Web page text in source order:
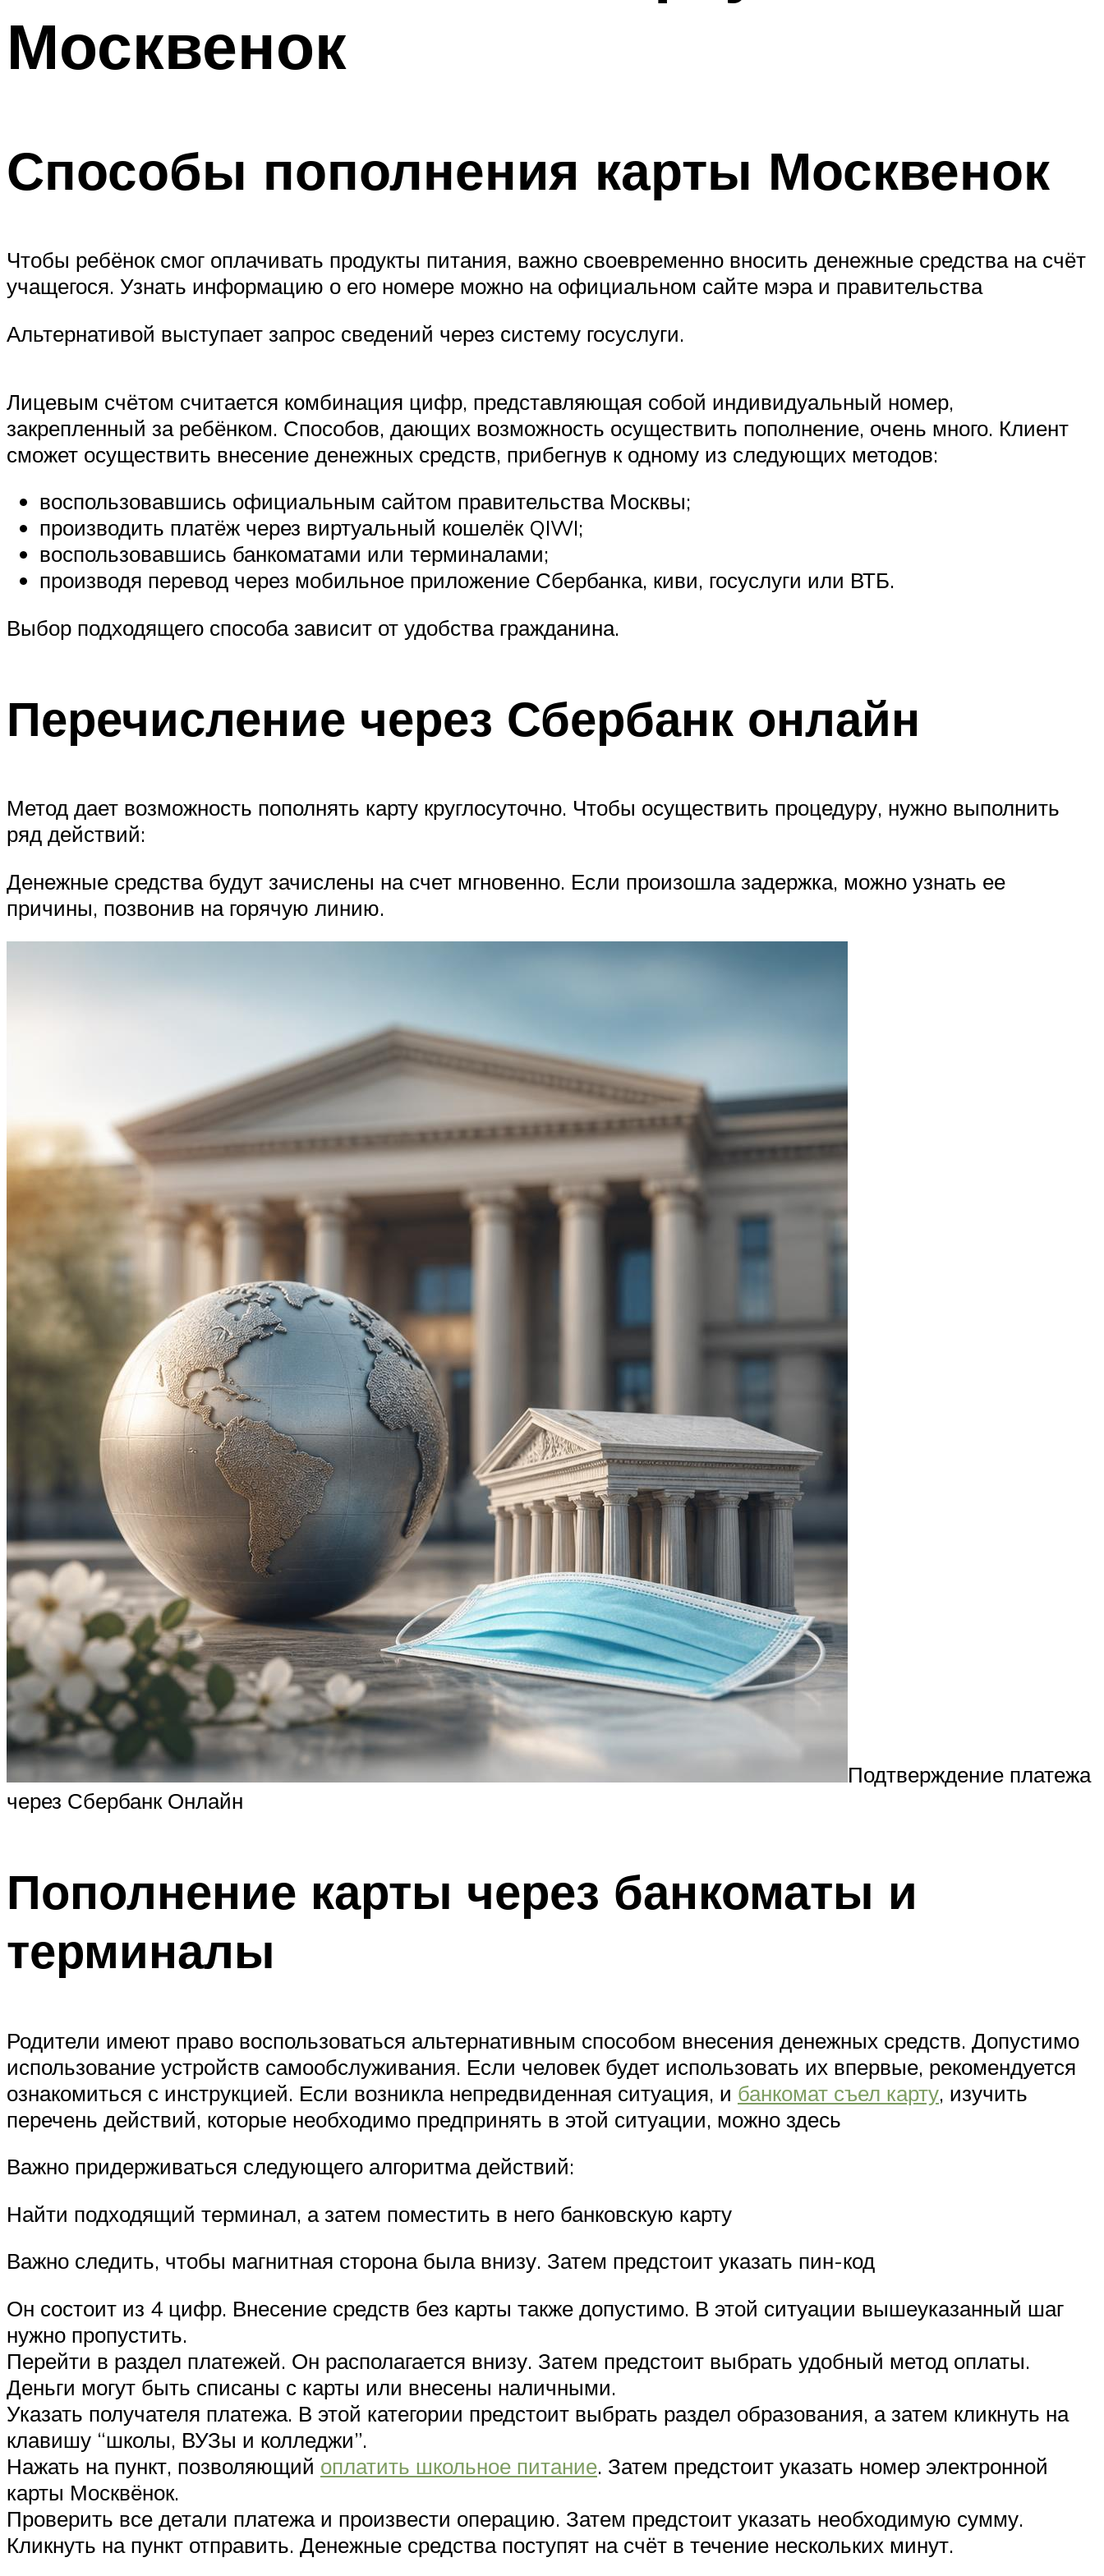
Москвенок
Способы пополнения карты Москвенок
Чтобы ребёнок смог оплачивать продукты питания, важно своевременно вносить денежные средства на счёт
учащегося. Узнать информацию о его номере можно на официальном сайте мэра и правительства
Альтернативой выступает запрос сведений через систему госуслуги.
Лицевым счётом считается комбинация цифр, представляющая собой индивидуальный номер,
закрепленный за ребёнком. Способов, дающих возможность осуществить пополнение, очень много. Клиент
сможет осуществить внесение денежных средств, прибегнув к одному из следующих методов:
воспользовавшись официальным сайтом правительства Москвы;
производить платёж через виртуальный кошелёк QIWI;
воспользовавшись банкоматами или терминалами;
производя перевод через мобильное приложение Сбербанка, киви, госуслуги или ВТБ.
Выбор подходящего способа зависит от удобства гражданина.
Перечисление через Сбербанк онлайн
Метод дает возможность пополнять карту круглосуточно. Чтобы осуществить процедуру, нужно выполнить
ряд действий:
Денежные средства будут зачислены на счет мгновенно. Если произошла задержка, можно узнать ее
причины, позвонив на горячую линию.
Подтверждение платежа
через Сбербанк Онлайн
Пополнение карты через банкоматы и
терминалы
Родители имеют право воспользоваться альтернативным способом внесения денежных средств. Допустимо
использование устройств самообслуживания. Если человек будет использовать их впервые, рекомендуется
ознакомиться с инструкцией. Если возникла непредвиденная ситуация, и банкомат съел карту, изучить
перечень действий, которые необходимо предпринять в этой ситуации, можно здесь
Важно придерживаться следующего алгоритма действий:
Найти подходящий терминал, а затем поместить в него банковскую карту
Важно следить, чтобы магнитная сторона была внизу. Затем предстоит указать пин-код
Он состоит из 4 цифр. Внесение средств без карты также допустимо. В этой ситуации вышеуказанный шаг
нужно пропустить.
Перейти в раздел платежей. Он располагается внизу. Затем предстоит выбрать удобный метод оплаты.
Деньги могут быть списаны с карты или внесены наличными.
Указать получателя платежа. В этой категории предстоит выбрать раздел образования, а затем кликнуть на
клавишу “школы, ВУЗы и колледжи”.
Нажать на пункт, позволяющий оплатить школьное питание. Затем предстоит указать номер электронной
карты Москвёнок.
Проверить все детали платежа и произвести операцию. Затем предстоит указать необходимую сумму.
Кликнуть на пункт отправить. Денежные средства поступят на счёт в течение нескольких минут.